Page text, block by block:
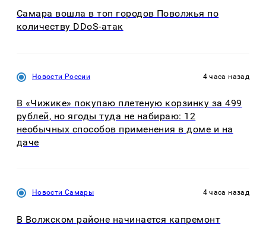
Самара вошла в топ городов Поволжья по
количеству DDoS-атак
Новости России 4 часа назад
В «Чижике» покупаю плетеную корзинку за 499
рублей, но ягоды туда не набираю: 12
необычных способов применения в доме и на
даче
Новости Самары 4 часа назад
В Волжском районе начинается капремонт